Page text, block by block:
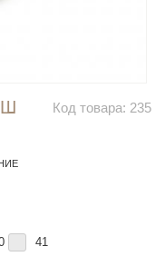
Код товара: 235
41